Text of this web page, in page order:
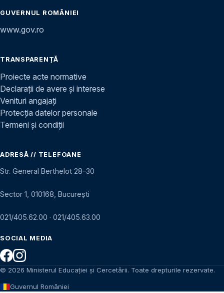
GUVERNUL ROMÂNIEI
www.gov.ro
TRANSPARENȚĂ
Proiecte acte normative
Declarații de avere și interese
Venituri angajați
Protecția datelor personale
Termeni și condiții
ADRESĂ // TELEFOANE
Str. General Berthelot 28–30
Sector 1, 010168, București
021/405.62.00 · 021/405.63.00
SOCIAL MEDIA
© 2026 Ministerul Educației și Cercetării. Toate drepturile rezervate.
Guvernul României